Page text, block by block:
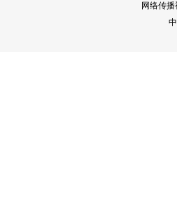
网络传